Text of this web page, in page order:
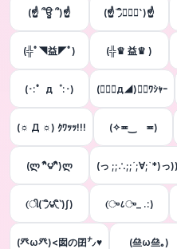
(☝ ՞ਊ ՞)☝ (☝΄◞ิ۝◟ิ‵)☝
(╬ﾟ◥益◤ﾟ) (╬♛ 益♛ )
(･:゜д゜:･) (☄ฺ◣д◢)☄ฺﾜｼｬｰ
(☼ Д ☼) ｸﾜｯｯ!!! (✧≖‿ゝ≖)
(ლ ^ิ౪^ิ)ლ (っ ;;∴;;´;∀;`*)っ))
(ી(΄◞ิ౪◟ิ‵)ʃ) (ு८ு_ .:)
(癶ω癶)<囡の囝㌨♥ (亝ω亝｡)​